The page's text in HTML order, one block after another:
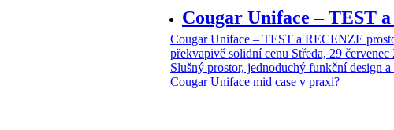
Cougar Uniface – TEST
Cougar Uniface – TEST a RECENZE
překvapivě solidní cenu Středa, 29 červenec
Slušný prostor, jednoduchý funkční design a
Cougar Uniface mid case v praxi?